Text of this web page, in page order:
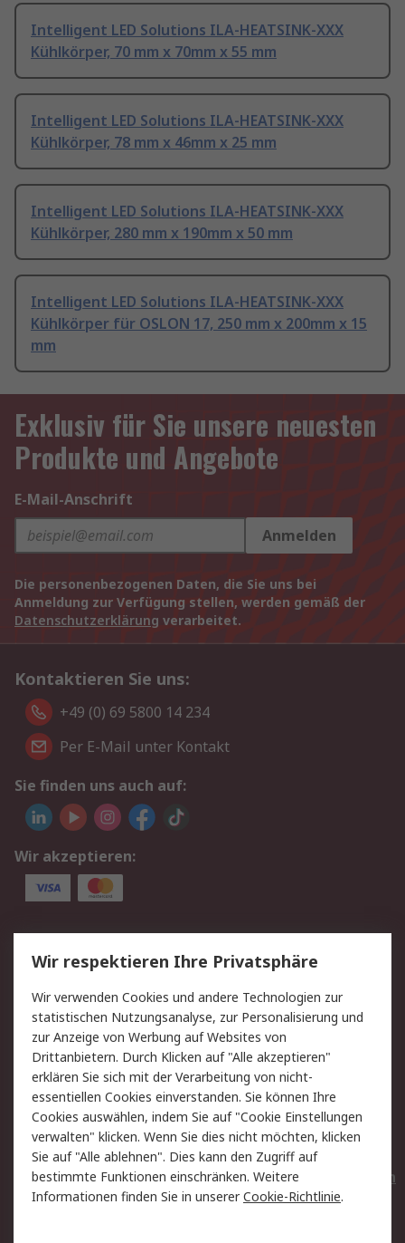
Intelligent LED Solutions ILA-HEATSINK-XXX
Kühlkörper, 70 mm x 70mm x 55 mm
Intelligent LED Solutions ILA-HEATSINK-XXX
Kühlkörper, 78 mm x 46mm x 25 mm
Intelligent LED Solutions ILA-HEATSINK-XXX
Kühlkörper, 280 mm x 190mm x 50 mm
Intelligent LED Solutions ILA-HEATSINK-XXX
Kühlkörper für OSLON 17, 250 mm x 200mm x 15
mm
Exklusiv für Sie unsere neuesten
Produkte und Angebote
E-Mail-Anschrift
Anmelden
Die personenbezogenen Daten, die Sie uns bei
Anmeldung zur Verfügung stellen, werden gemäß der
Datenschutzerklärung verarbeitet.
Kontaktieren Sie uns:
+49 (0) 69 5800 14 234
Per E-Mail unter Kontakt
Sie finden uns auch auf:
Wir akzeptieren:
Service
Value Added Services
Lieferlösungen
Rücksendungen
Kontakt
Hilfe
Privatkunden
Rechtliches
AGB
Datenschutz
Cookie-Richtlinie
Zahlungsbedingungen
Copyright/Impressum
Entsorgung
Elektrogeräte/Batterien
Wir respektieren Ihre Privatsphäre
Wir verwenden Cookies und andere Technologien zur
statistischen Nutzungsanalyse, zur Personalisierung und
zur Anzeige von Werbung auf Websites von
Drittanbietern. Durch Klicken auf "Alle akzeptieren"
erklären Sie sich mit der Verarbeitung von nicht-
essentiellen Cookies einverstanden. Sie können Ihre
Cookies auswählen, indem Sie auf "Cookie Einstellungen
verwalten" klicken. Wenn Sie dies nicht möchten, klicken
Sie auf "Alle ablehnen". Dies kann den Zugriff auf
bestimmte Funktionen einschränken. Weitere
Informationen finden Sie in unsererCookie-Richtlinie.